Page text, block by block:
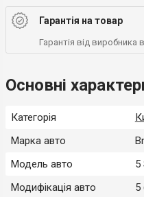
Гарантія на товар
Гарантія від виробника
Основні
Категорія
Марка авто
Модель авто
5
Модифікація авто
5